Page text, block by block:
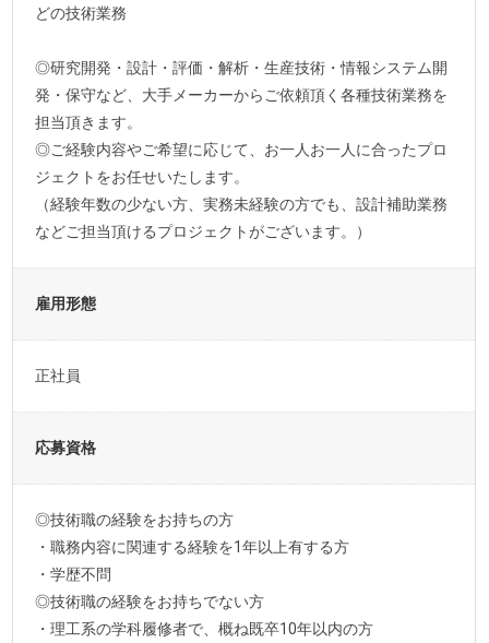
どの技術業務
◎研究開発・設計・評価・解析・生産技術・情報システム開
発・保守など、大手メーカーからご依頼頂く各種技術業務を
担当頂きます。
◎ご経験内容やご希望に応じて、お一人お一人に合ったプロ
ジェクトをお任せいたします。
（経験年数の少ない方、実務未経験の方でも、設計補助業務
などご担当頂けるプロジェクトがございます。）
雇用形態
正社員
応募資格
◎技術職の経験をお持ちの方
・職務内容に関連する経験を1年以上有する方
・学歴不問
◎技術職の経験をお持ちでない方
・理工系の学科履修者で、概ね既卒10年以内の方